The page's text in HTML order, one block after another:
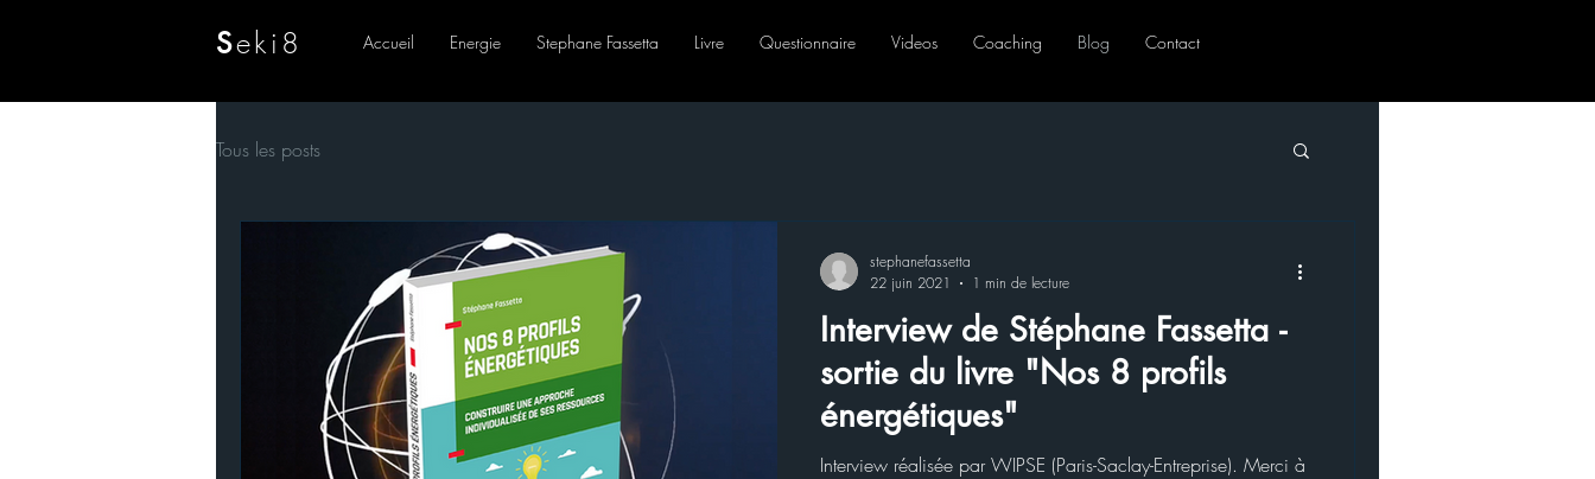
Seki8 Accueil Energie Stephane Fassetta Livre Questionnaire Videos Coaching Blog Contact
Tous les posts
Interview de Stéphane Fassetta -
sortie du livre "Nos 8 profils
énergétiques"
Interview réalisée par WIPSE (Paris-Saclay-Entreprise). Merci à
stephanefassetta
22 juin 2021
1 min de lecture